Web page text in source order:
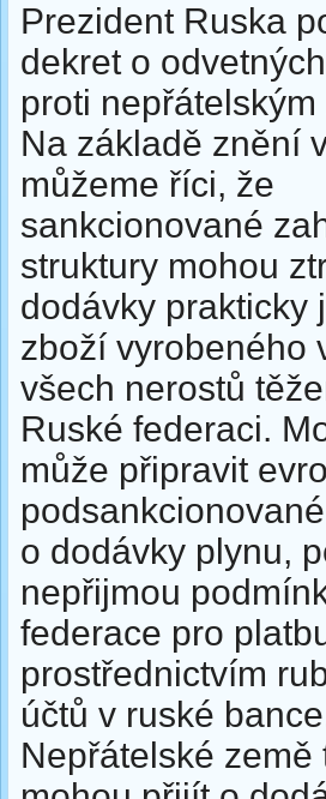
Prezident Ruska
dekret o
proti nepřátelským
Na základě znění
můžeme říci, že
sankcionované
struktury mohou
dodávky prakticky
zboží vyrobeného
všech nerostů
Ruské federaci.
může připravit
o dodávky plynu,
nepřijmou
federace pro
prostřednictvím
účtů v ruské
Nepřátelské země